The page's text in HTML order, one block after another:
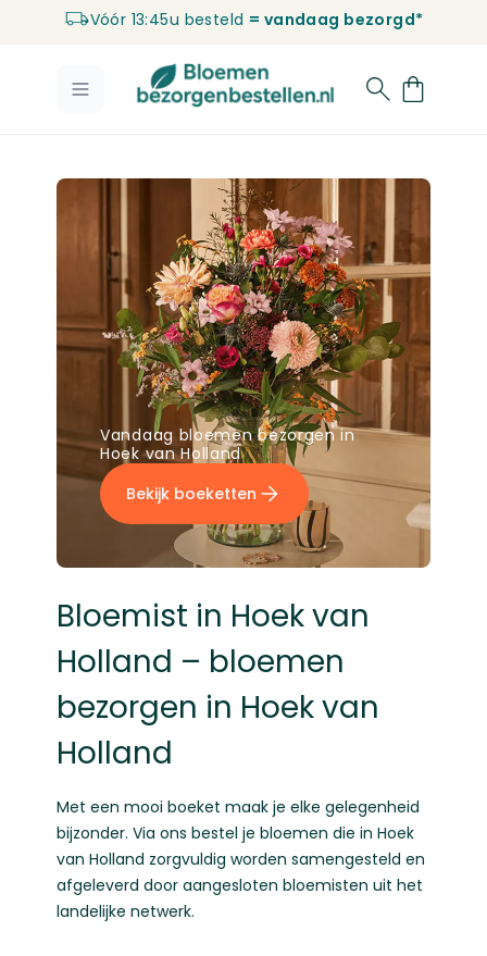
Vóór 13:45u besteld = vandaag bezorgd*
Bloemist in Hoek van
Holland – bloemen
bezorgen in Hoek van
Holland
Met een mooi boeket maak je elke gelegenheid
bijzonder. Via ons bestel je bloemen die in Hoek
van Holland zorgvuldig worden samengesteld en
afgeleverd door aangesloten bloemisten uit het
landelijke netwerk.
Vandaag bloemen bezorgen in
Hoek van Holland
Bekijk boeketten